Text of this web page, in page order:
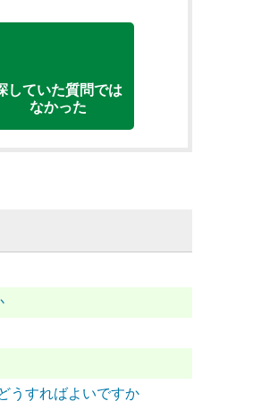
していた質問では
なかった
うすればよいですか